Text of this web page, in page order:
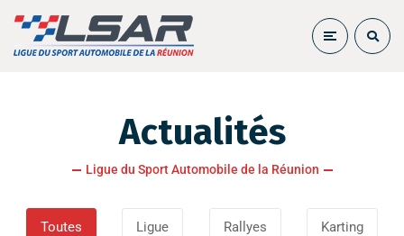
Actualités
Ligue du Sport Automobile de la Réunion
Toutes Ligue Rallyes Karting